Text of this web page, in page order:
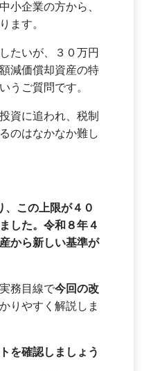
小企業の方から、
ます。
たいが、３０万円
減価償却資産の特
うご質問です。
資に追われ、税制
のはなかなか難し
、この上限が４０
した。令和８年４
から新しい基準が
務目線で今回の改
りやすく解説しま
を確認しましょう